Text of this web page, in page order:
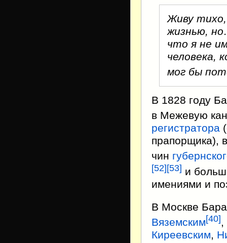
Живу
жизнью,
что я не
человека,
мог бы
В 1828 году
в Межевую
регистратора
прапорщика),
чин
[52][53] и
имениями и
В Москве
Вяземским[40],
Киреевским,